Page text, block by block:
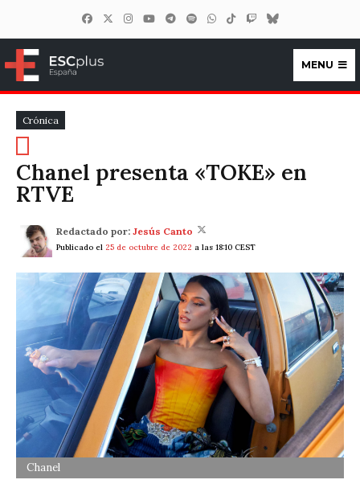
ESCplus España
MENU
Crónica
Chanel presenta «TOKE» en
RTVE
Redactado por: Jesús Canto
Publicado el 25 de octubre de 2022 a las 18:10 CEST
Chanel